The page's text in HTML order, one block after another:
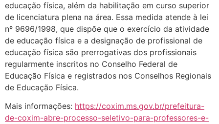
educação física, além da habilitação em curso superior
de licenciatura plena na área. Essa medida atende à lei
nº 9696/1998, que dispõe que o exercício da atividade
de educação física e a designação de profissional de
educação física são prerrogativas dos profissionais
regularmente inscritos no Conselho Federal de
Educação Física e registrados nos Conselhos Regionais
de Educação Física.
Mais informações: https://coxim.ms.gov.br/prefeitura-
de-coxim-abre-processo-seletivo-para-professores-e-